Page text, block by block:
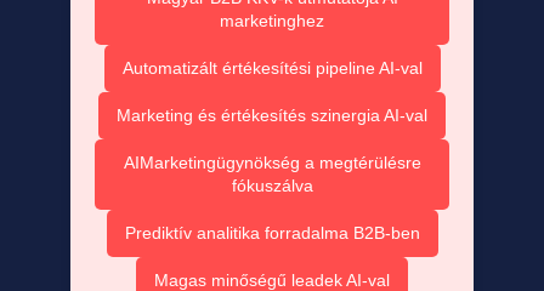
marketinghez
Automatizált értékesítési pipeline AI-val
Marketing és értékesítés szinergia AI-val
AIMarketingügynökség a megtérülésre
fókuszálva
Prediktív analitika forradalma B2B-ben
Magas minőségű leadek AI-val